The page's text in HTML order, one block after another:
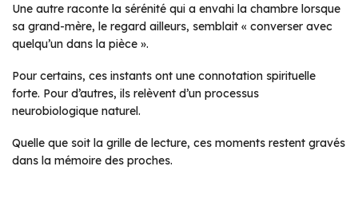
Une autre raconte la sérénité qui a envahi la chambre lorsque
sa grand-mère, le regard ailleurs, semblait « converser avec
quelqu’un dans la pièce ».
Pour certains, ces instants ont une connotation spirituelle
forte. Pour d’autres, ils relèvent d’un processus
neurobiologique naturel.
Quelle que soit la grille de lecture, ces moments restent gravés
dans la mémoire des proches.